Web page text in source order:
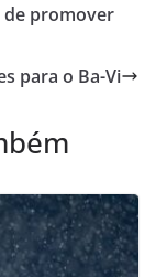
de promover
para o Ba-Vi